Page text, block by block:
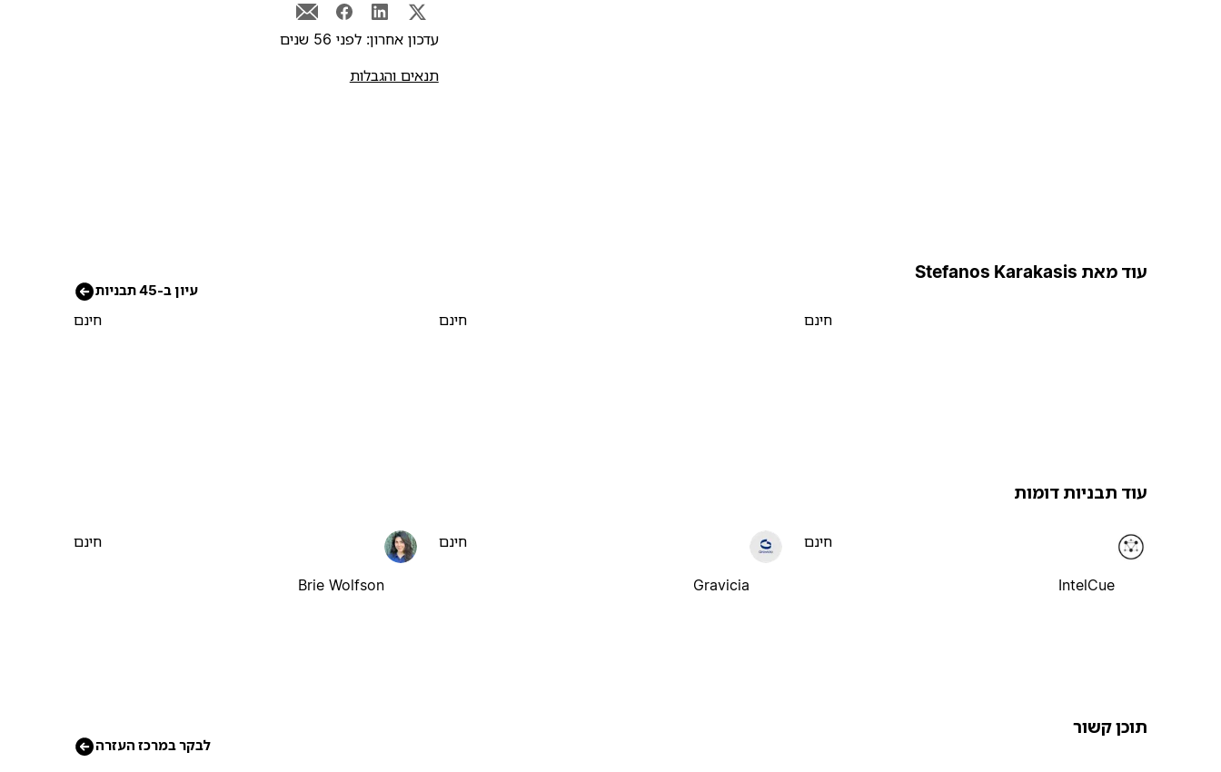
עדכון אחרון: לפני 56 שנים
תנאים והגבלות
עוד מאת Stefanos Karakasis
עיון ב-45 תבניות
חינם חינם חינם
עוד תבניות דומות
IntelCue
חינם
Gravicia
חינם
Brie Wolfson
חינם
תוכן קשור
לבקר במרכז העזרה